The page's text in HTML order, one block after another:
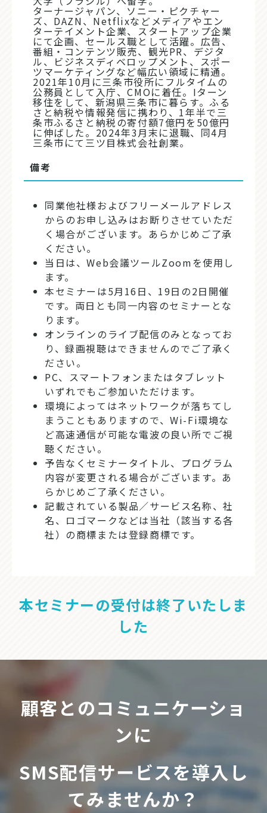
ターナージャパン、ソニー・ピクチャー
ズ、DAZN、Netflixなどメディアやエン
ターテイメント企業、スタートアップ企業
にて企画、セールス職として活躍。広告、
番組・コンテンツ販売、観光PR、デジタ
ル、ビジネスディベロップメント、スポー
ツマーケティングなど幅広い領域に精通。
2021年10月に三条市役所にフルタイムの
公務員として入庁、CMOに着任。Iターン
移住をして、新潟県三条市に暮らす。ふる
さと納税や情報発信に携わり、1年半で三
条市ふるさと納税の寄付額7億円を50億円
に伸ばした。2024年3月末に退職、同4月
三条市にて三ツ目株式会社創業。
備考
同業他社様およびフリーメールアドレス
からのお申し込みはお断りさせていただ
く場合がございます。あらかじめご了承
ください。
当日は、Web会議ツールZoomを使用し
ます。
本セミナーは5月16日、19日の2日開催
です。両日とも同一内容のセミナーとな
ります。
オンラインのライブ配信のみとなってお
り、録画視聴はできませんのでご了承く
ださい。
PC、スマートフォンまたはタブレット
いずれでもご参加いただけます。
環境によってはネットワークが落ちてし
まうこともありますので、Wi-Fi環境な
ど高速通信が可能な電波の良い所でご視
聴ください。
予告なくセミナータイトル、プログラム
内容が変更される場合がございます。あ
らかじめご了承ください。
記載されている製品／サービス名称、社
名、ロゴマークなどは当社（該当する各
社）の商標または登録商標です。
本セミナーの受付は終了いたしま
した
顧客とのコミュニケーショ
ンに
SMS配信サービスを導入し
てみませんか？